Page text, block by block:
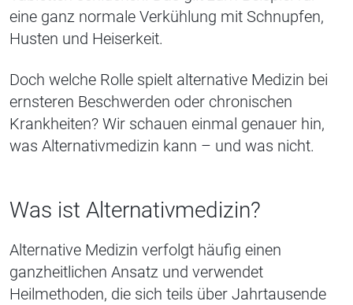
eine ganz normale Verkühlung mit Schnupfen,
Husten und Heiserkeit.
Doch welche Rolle spielt alternative Medizin bei
ernsteren Beschwerden oder chronischen
Krankheiten? Wir schauen einmal genauer hin,
was Alternativmedizin kann – und was nicht.
Was ist Alternativmedizin?
Alternative Medizin verfolgt häufig einen
ganzheitlichen Ansatz und verwendet
Heilmethoden, die sich teils über Jahrtausende